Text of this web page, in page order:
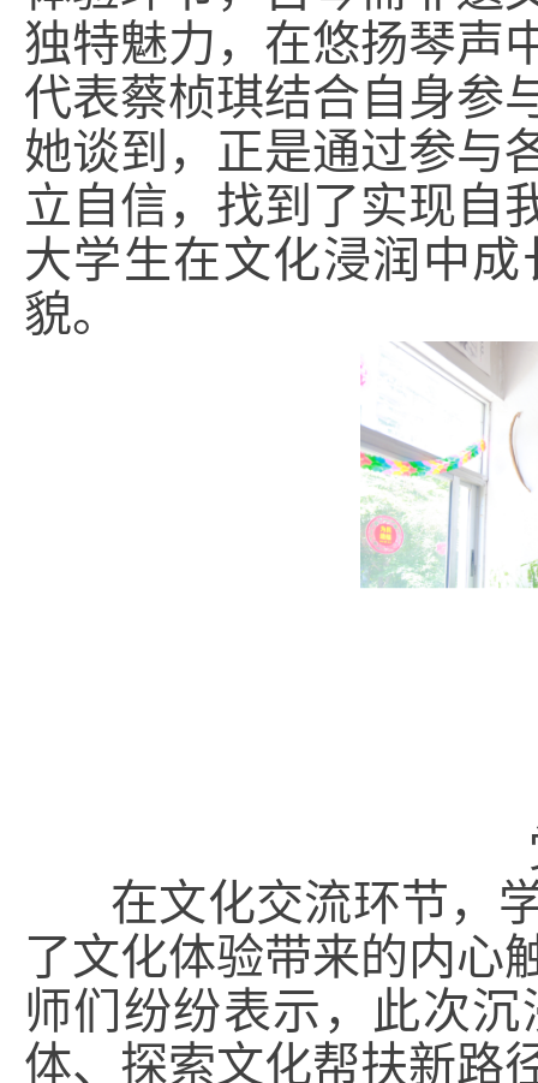
独特魅力，在悠扬琴声
代表蔡桢琪结合自身参
她谈到，正是通过参与
立自信，找到了实现自
大学生在文化浸润中
貌。
在文化交流环节，学
了文化体验带来的内心
师们纷纷表示，此次
体、探索文化帮扶新路